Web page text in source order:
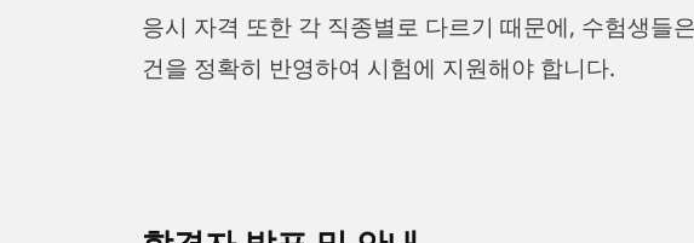
응시 자격 또한 각 직종별로 다르기 때문에, 수험생들
건을 정확히 반영하여 시험에 지원해야 합니다.